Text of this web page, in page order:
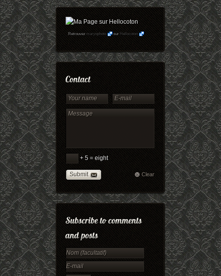
Retrouvezmaryophoto surHellocoton
+ 5 = eight
Submit Clear